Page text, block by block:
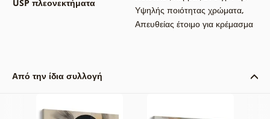
USP πλεονεκτήματα
Υψηλής ποιότητας χρώματα,
Απευθείας έτοιμο για κρέμασμα
Από την ίδια συλλογή